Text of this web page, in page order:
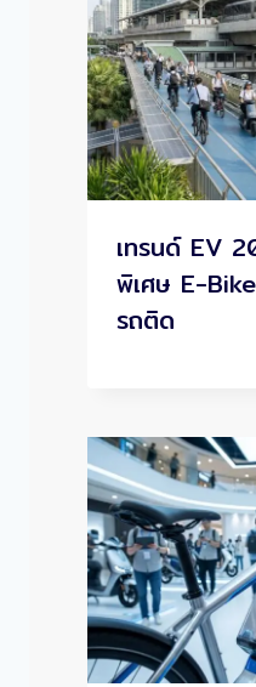
เทรนด์ EV
พิเศษ E-
รถติด